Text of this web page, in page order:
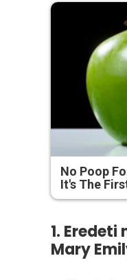
No Poop
It's The
1.
Mary